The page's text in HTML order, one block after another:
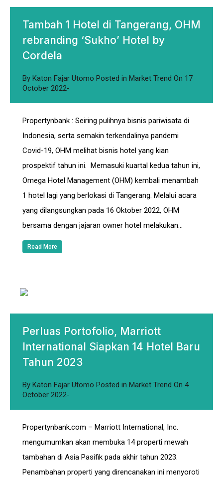
Tambah 1 Hotel di Tangerang, OHM
rebranding ‘Sukho’ Hotel by
Cordela
By Katon Fajar Utomo Posted in Market Trend On 17
October 2022
Propertynbank : Seiring pulihnya bisnis pariwisata di
Indonesia, serta semakin terkendalinya pandemi
Covid-19, OHM melihat bisnis hotel yang kian
prospektif tahun ini. Memasuki kuartal kedua tahun ini,
Omega Hotel Management (OHM) kembali menambah
1 hotel lagi yang berlokasi di Tangerang. Melalui acara
yang dilangsungkan pada 16 Oktober 2022, OHM
bersama dengan jajaran owner hotel melakukan…
Read More
Perluas Portofolio, Marriott
International Siapkan 14 Hotel Baru
Tahun 2023
By Katon Fajar Utomo Posted in Market Trend On 4
October 2022
Propertynbank.com – Marriott International, Inc.
mengumumkan akan membuka 14 properti mewah
tambahan di Asia Pasifik pada akhir tahun 2023.
Penambahan properti yang direncanakan ini menyoroti